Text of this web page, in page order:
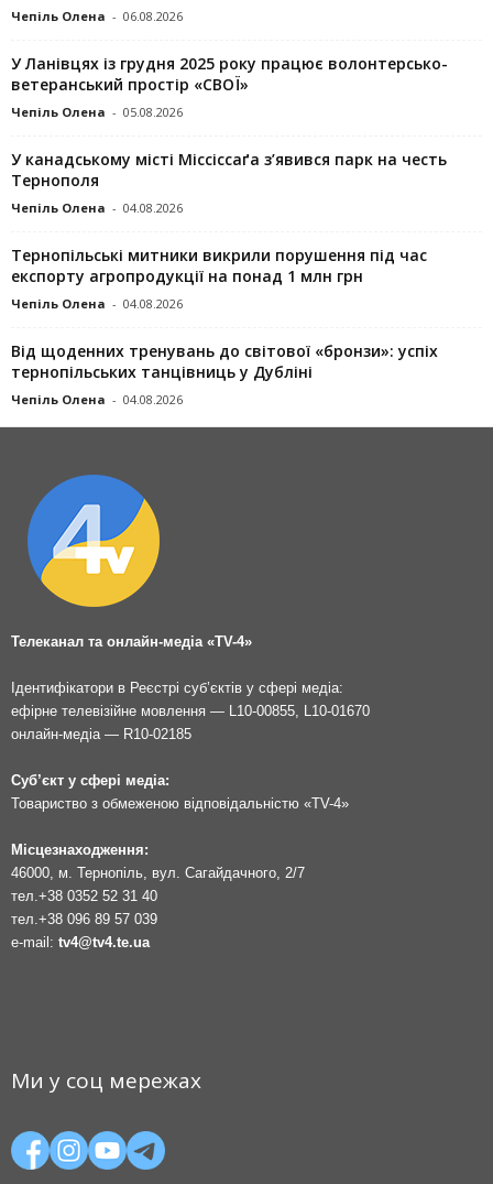
Чепіль Олена - 06.08.2026
У Ланівцях із грудня 2025 року працює волонтерсько-
ветеранський простір «СВОЇ»
Чепіль Олена - 05.08.2026
У канадському місті Міссіссаґа з’явився парк на честь
Тернополя
Чепіль Олена - 04.08.2026
Тернопільські митники викрили порушення під час
експорту агропродукції на понад 1 млн грн
Чепіль Олена - 04.08.2026
Від щоденних тренувань до світової «бронзи»: успіх
тернопільських танцівниць у Дубліні
Чепіль Олена - 04.08.2026
Телеканал та онлайн-медіа «TV-4»
Ідентифікатори в Реєстрі суб’єктів у сфері медіа:
ефірне телевізійне мовлення — L10-00855, L10-01670
онлайн-медіа — R10-02185
Суб’єкт у сфері медіа:
Товариство з обмеженою відповідальністю «TV-4»
Місцезнаходження:
46000, м. Тернопіль, вул. Сагайдачного, 2/7
тел. +38 0352 52 31 40
тел. +38 096 89 57 039
e-mail: tv4@tv4.te.ua
Ми у соц мережах